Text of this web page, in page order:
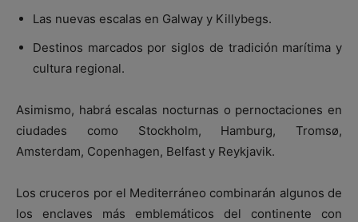
Las nuevas escalas en Galway y Killybegs.
Destinos marcados por siglos de tradición marítima y
cultura regional.
Asimismo, habrá escalas nocturnas o pernoctaciones en
ciudades como Stockholm, Hamburg, Tromsø,
Amsterdam, Copenhagen, Belfast y Reykjavik.
Los cruceros por el Mediterráneo combinarán algunos de
los enclaves más emblemáticos del continente con